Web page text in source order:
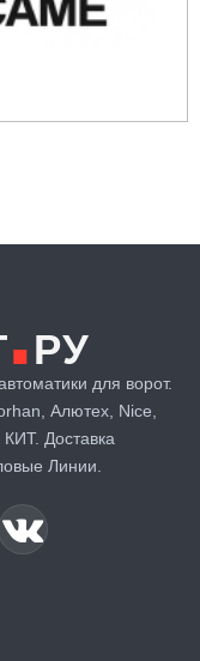
.РУ
для ворот.
Алютех, Nice,
Доставка
Линии.